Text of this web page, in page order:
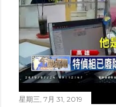
星期三, 7月 31, 2019